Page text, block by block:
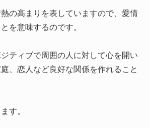
の高まりを表していますので、愛情
を意味するのです。
ティブで周囲の人に対して心を開い
、恋人など良好な関係を作れること
す。